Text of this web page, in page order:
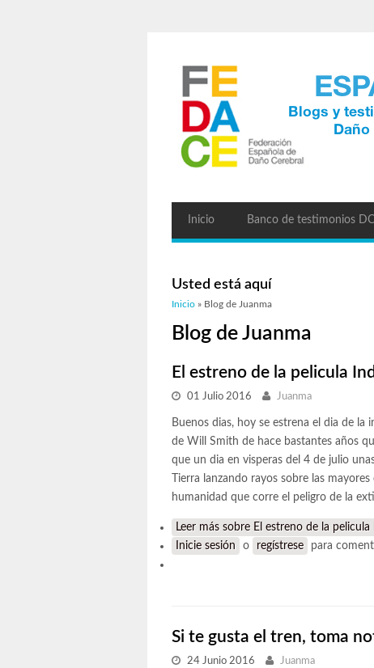
Inicio Banco de testimonios
Usted está aquí
Inicio » Blog de Juanma
Blog de Juanma
El estreno de la pelicula
01 Julio 2016 Juanma
Buenos dias, hoy se estrena el dia de la
de Will Smith de hace bastantes años
que un dia en visperas del 4 de julio
Tierra lanzando rayos sobre las
humanidad que corre el peligro de la
Leer más sobre El estreno de la
Inicie sesión
o regístrese para
Si te gusta el tren, toma
24 Junio 2016 Juanma